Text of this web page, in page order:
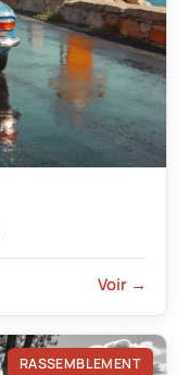
Voir →
RASSEMBLEMENT